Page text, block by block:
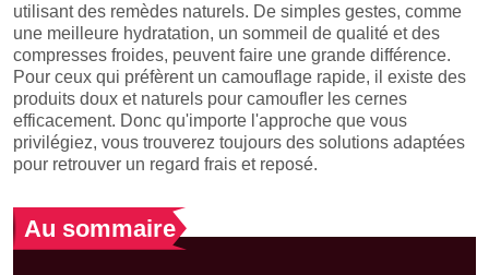
utilisant des remèdes naturels. De simples gestes, comme
une meilleure hydratation, un sommeil de qualité et des
compresses froides, peuvent faire une grande différence.
Pour ceux qui préfèrent un camouflage rapide, il existe des
produits doux et naturels pour camoufler les cernes
efficacement. Donc qu'importe l'approche que vous
privilégiez, vous trouverez toujours des solutions adaptées
pour retrouver un regard frais et reposé.
Au sommaire